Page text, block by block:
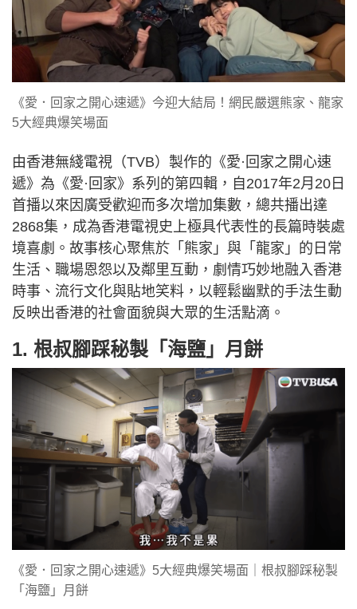
《愛．回家之開心速遞》今迎大結局！網民嚴選熊家、龍家
5大經典爆笑場面
由香港無綫電視（TVB）製作的《愛·回家之開心速
遞》為《愛·回家》系列的第四輯，自2017年2月20日
首播以來因廣受歡迎而多次增加集數，總共播出達
2868集，成為香港電視史上極具代表性的長篇時裝處
境喜劇。故事核心聚焦於「熊家」與「龍家」的日常
生活、職場恩怨以及鄰里互動，劇情巧妙地融入香港
時事、流行文化與貼地笑料，以輕鬆幽默的手法生動
反映出香港的社會面貌與大眾的生活點滴。
1. 根叔腳踩秘製「海鹽」月餅
《愛．回家之開心速遞》5大經典爆笑場面｜根叔腳踩秘製
「海鹽」月餅